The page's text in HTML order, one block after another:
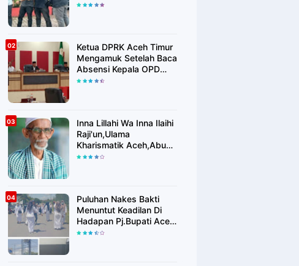
Diduga Pelaku
Ketua DPRK Aceh Timur
Mengamuk Setelah Baca
Absensi Kepala OPD
Banyak Yang Tidak
Inna Lillahi Wa Inna Ilaihi
Raji'un,Ulama
Kharismatik Aceh,Abu
Tu Min Blang Bladeh
Puluhan Nakes Bakti
Menuntut Keadilan Di
Hadapan Pj.Bupati Aceh
Timur